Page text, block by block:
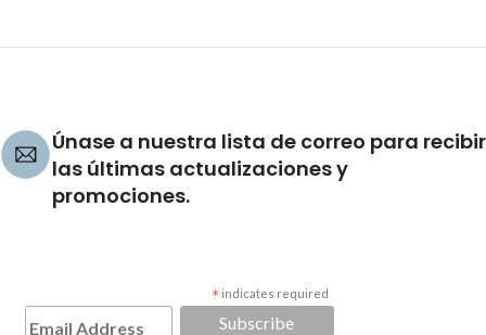
Únase a nuestra lista de correo para recibir
las últimas actualizaciones y
promociones.
* indicates required